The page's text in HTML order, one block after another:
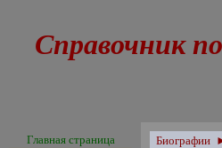
Справочник
Главная страница
Биографии